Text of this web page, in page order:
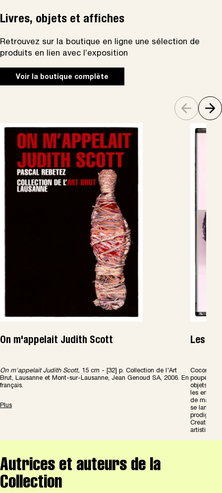
Livres, objets et affiches
Retrouvez sur la boutique en ligne une sélection de
produits en lien avec l’exposition
Voir la boutique complète
On m'appelait Judith Scott
On m'appelait Judith Scott, 15 cm - [32] p. Collection de l'Art
Brut, Lausanne et Mont-sur-Lausanne, Jean Genoud SA, 2006. En
français.
Plus
Les
Cocons
poupées
objets
les
de
se lance
Creative
artistique
Autrices et auteurs de la
Collection